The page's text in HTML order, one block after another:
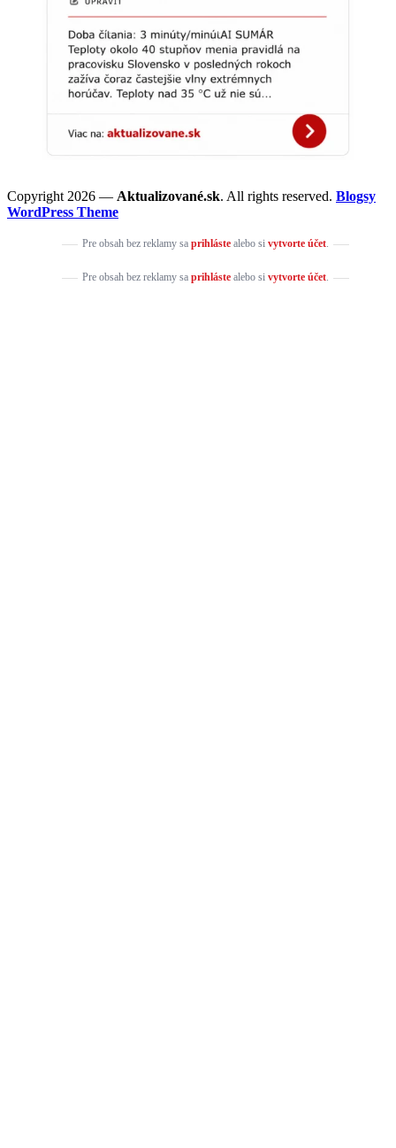
Copyright 2026 — Aktualizované.sk. All rights reserved. Blogsy
WordPress Theme
Pre obsah bez reklamy sa prihlástealebo si vytvorte účet.